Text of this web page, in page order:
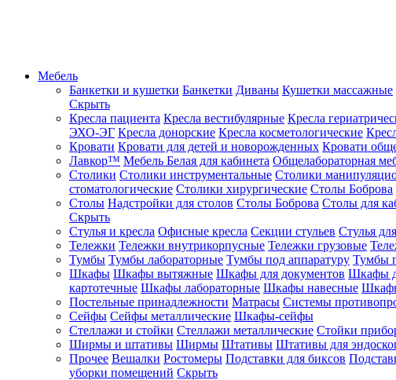
Мебель
Банкетки и кушетки Банкетки Диваны Кушетки массажные
Скрыть
Кресла пациента Кресла вестибулярные Кресла
ЭХО-ЭГ Кресла донорские Кресла косметологические
Кровати Кровати для детей и новорожденных Кровати
Лавкор™ Мебель Белая для кабинета Общелабораторная
Столики Столики инструментальные Столики
стоматологические Столики хирургические Столы Боброва
Столы Надстройки для столов Столы Боброва Столы для
Скрыть
Стулья и кресла Офисные кресла Секции стульев Стулья
Тележки Тележки внутрикорпусные Тележки грузовые
Тумбы Тумбы лабораторные Тумбы под аппаратуру Тумбы
Шкафы Шкафы вытяжные Шкафы для документов Шкафы
картотечные Шкафы лабораторные Шкафы навесные
Постельные принадлежности Матрасы Системы
Сейфы Сейфы металлические Шкафы-сейфы
Стеллажи и стойки Стеллажи металлические Стойки
Ширмы и штативы Ширмы Штативы Штативы для
Прочее Вешалки Ростомеры Подставки для биксов
уборки помещений Скрыть